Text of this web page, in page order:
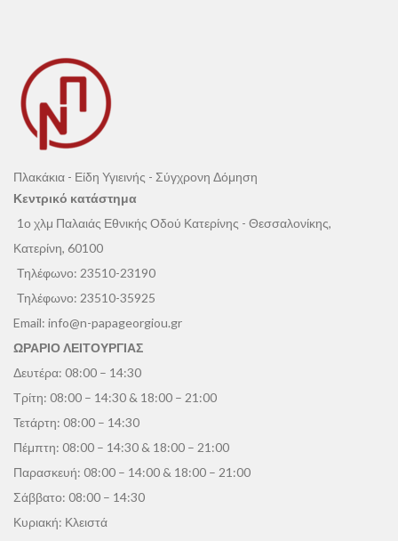
Πλακάκια - Είδη Υγιεινής - Σύγχρονη Δόμηση
Κεντρικό κατάστημα
1ο χλμ Παλαιάς Εθνικής Οδού Κατερίνης - Θεσσαλονίκης,
Κατερίνη, 60100
Τηλέφωνο: 23510-23190
Τηλέφωνο: 23510-35925
Email: info@n-papageorgiou.gr
ΩΡΑΡΙΟ ΛΕΙΤΟΥΡΓΙΑΣ
Δευτέρα: 08:00 – 14:30
Τρίτη: 08:00 – 14:30 & 18:00 – 21:00
Τετάρτη: 08:00 – 14:30
Πέμπτη: 08:00 – 14:30 & 18:00 – 21:00
Παρασκευή: 08:00 – 14:00 & 18:00 – 21:00
Σάββατο: 08:00 – 14:30
Κυριακή: Κλειστά